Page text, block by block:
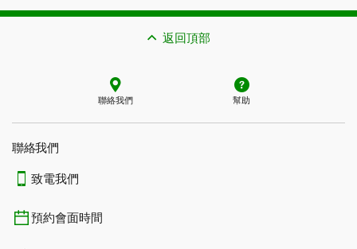
返回頂部
聯絡我們 幫助
聯絡我們
致電我們
預約會面時間